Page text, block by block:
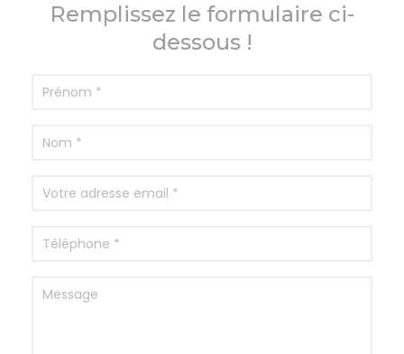
Remplissez le formulaire ci-
dessous !